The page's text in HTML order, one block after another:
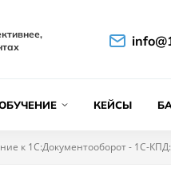
КЕЙСЫ
к 1С:Документооборот - 1С-